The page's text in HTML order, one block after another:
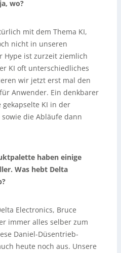
wo?
mit dem Thema KI,
nicht in unseren
Hype ist zurzeit ziemlich
KI oft unterschiedliches
wir jetzt erst mal den
Anwender. Ein denkbarer
KI in der
die Abläufe dann
haben einige
Was hebt Delta
Electronics, Bruce
immer alles selber zum
Daniel-Düsentrieb-
heute noch aus. Unsere